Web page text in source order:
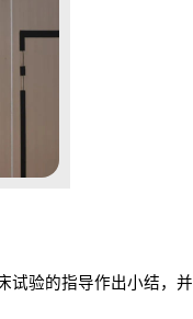
试验的指导作出小结，